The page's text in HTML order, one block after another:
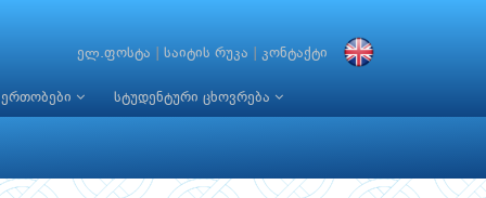
ელ.ფოსტა საიტის რუკა კონტაქტი
სტუდენტური ცხოვრება